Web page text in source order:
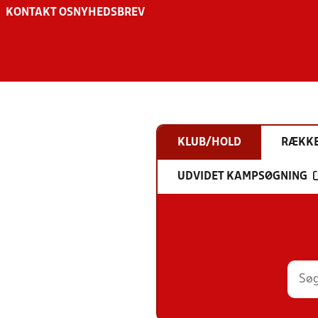
KONTAKT OS NYHEDSBREV
KLUB/HOLD
UDVIDET KAMPSØGNING